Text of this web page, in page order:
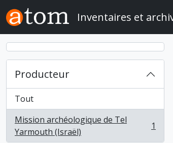
Skip to main content
Inventaires et
Producteur
Tout
Mission archéologique de Tel
Yarmouth (Israël)
, 1 résultats 1